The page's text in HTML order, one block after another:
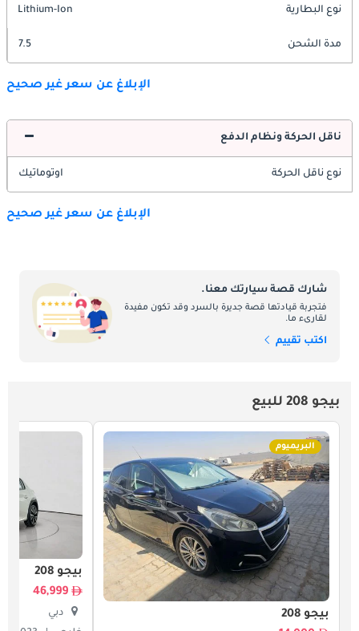
نوع البطارية Lithium-Ion
مدة الشحن 7.5
الإبلاغ عن سعر غير صحيح
ناقل الحركة ونظام الدفع
نوع ناقل الحركة اوتوماتيك
الإبلاغ عن سعر غير صحيح
شارك قصة سيارتك معنا.
فتجربة قيادتها قصة جديرة بالسرد وقد تكون مفيدة
لقارىء ما.
اكتب تقييم
بيجو 208 للبيع
البريميوم
بيجو 208
بيجو 208
46,999
دبي